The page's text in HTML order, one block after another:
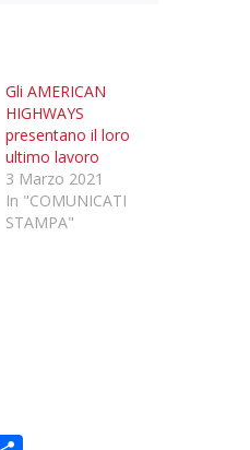
Gli AMERICAN
HIGHWAYS
presentano il loro
ultimo lavoro
3 Marzo 2021
In "COMUNICATI
STAMPA"